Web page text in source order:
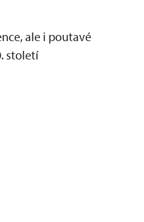
ale i poutavé
století